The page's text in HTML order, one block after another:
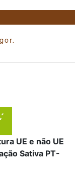
UE e não UE
Sativa PT-